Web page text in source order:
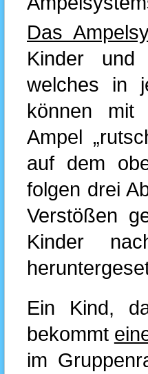
Das
Kinder und
welches in
können mit
Ampel
auf dem
folgen drei
Verstößen
Kinder
Ein Kind,
bekommt
im